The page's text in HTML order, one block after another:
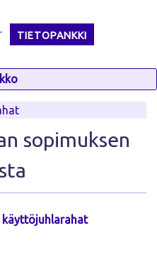
TIETOPANKKI
sopimuksen
käyttöjuhlarahat